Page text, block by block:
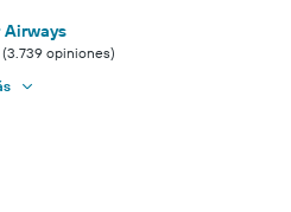
Airways
opiniones)